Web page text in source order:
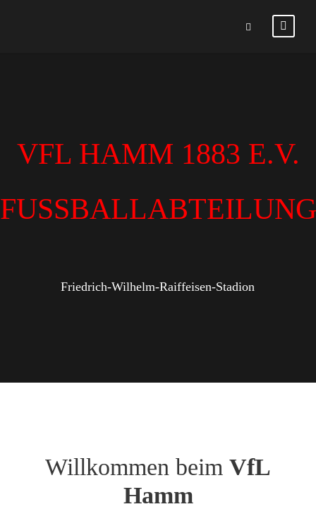
VFL HAMM 1883 E.V.
FUSSBALLABTEILUNG
Friedrich-Wilhelm-Raiffeisen-Stadion
Willkommen beim VfL
Hamm